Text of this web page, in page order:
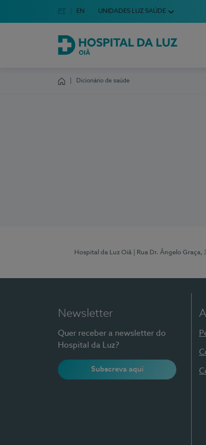
Escolha o seu idioma
Idioma em Português
PT English Language
EN UNIDADES LUZ SAÚDE
Hospital da Luz Oiã
Dicionário de saúde
Hospital da Luz Oiã | Rua Dr. Ângelo
Newsletter
Quer receber a newsletter do
Hospital da Luz?
Subscreva aqui